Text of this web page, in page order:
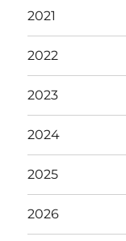
2021
2022
2023
2024
2025
2026